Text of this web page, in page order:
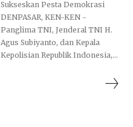
Sukseskan Pesta Demokrasi
DENPASAR, KEN-KEN -
Panglima TNI, Jenderal TNI H.
Agus Subiyanto, dan Kepala
Kepolisian Republik Indonesia,...